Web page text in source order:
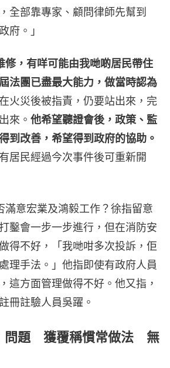
全部靠專家、顧問律師先幫到
府。」
，有咩可能由我哋啲居民帶住
法團已盡最大能力，做當時認為
火災後被指責，仍要站出來，完
來。 他希望聽證會後，政策、監
到改善，希望得到政府的協助。
居民經過今次事件後可重新開
滿意宏業及鴻毅工作？徐指留意
鑿會一步一步進行，但在消防安
得不好，「我哋咁多次投訴，佢
理手法。」他指即使有政府人員
這方面管理做得不好。他又指，
冊註驗人員吳躍。
問題 獲覆稱慣常做法 無